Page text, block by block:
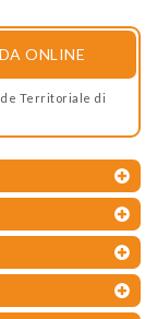
ONLINE
Territoriale di